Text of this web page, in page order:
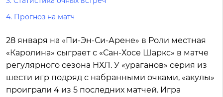
4. Прогноз на матч
28 января на «Пи-Эн-Си-Арене» в Роли местная
«Каролина» сыграет с «Сан-Хосе Шаркс» в матче
регулярного сезона НХЛ. У «ураганов» серия из
шести игр подряд с набранными очками, «акулы»
проиграли 4 из 5 последних матчей. Игра